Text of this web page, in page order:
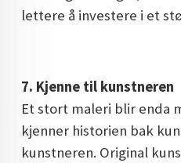
lettere å investere i et
7. Kjenne til kunstneren
Et stort maleri blir enda
kjenner historien bak
kunstneren. Original